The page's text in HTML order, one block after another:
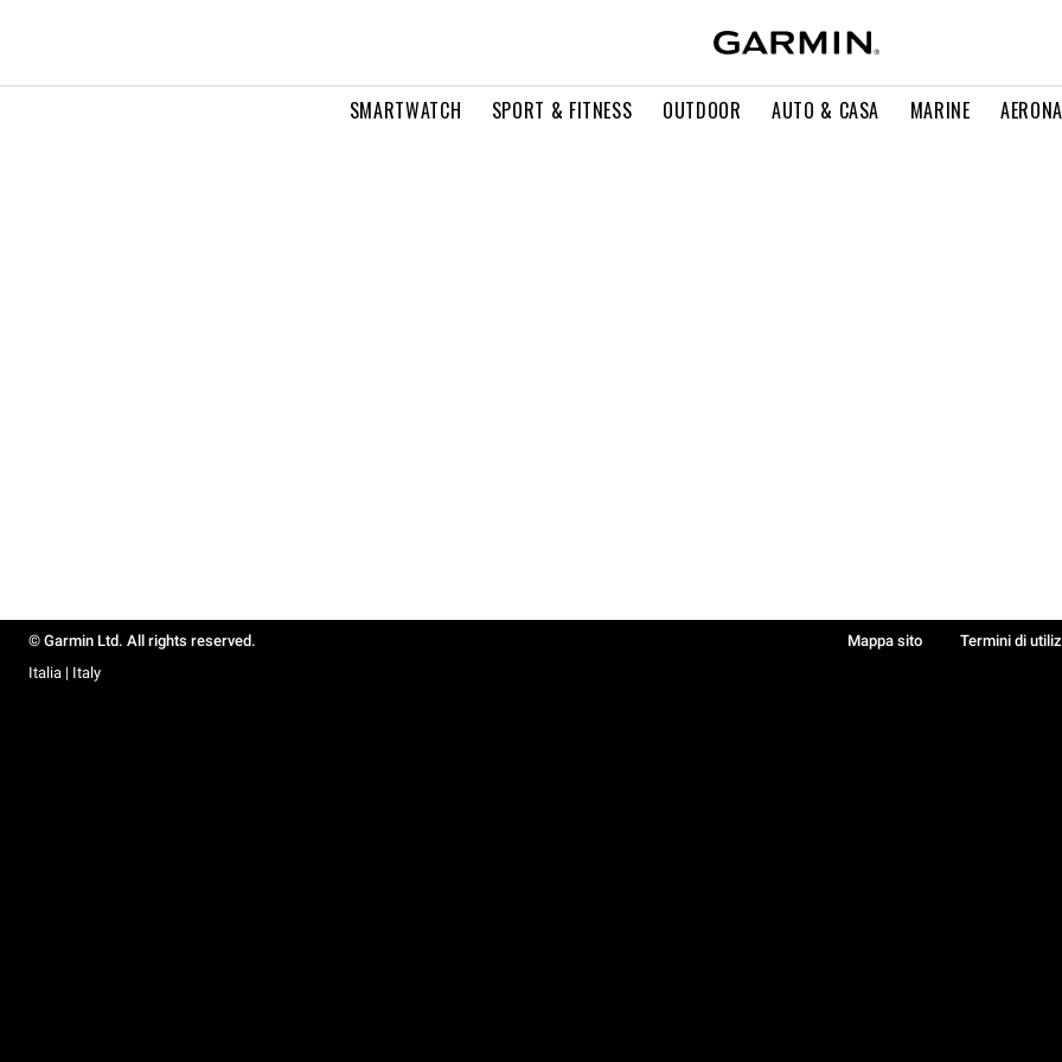
SMARTWATCH SPORT & FITNESS OUTDOOR AUTO & CASA MARINE
© Garmin Ltd. All rights reserved. Mappa sito Termini di
Italia | Italy